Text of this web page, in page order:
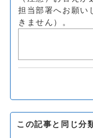
担当部署へお願い
きません）。
この記事と同じ分